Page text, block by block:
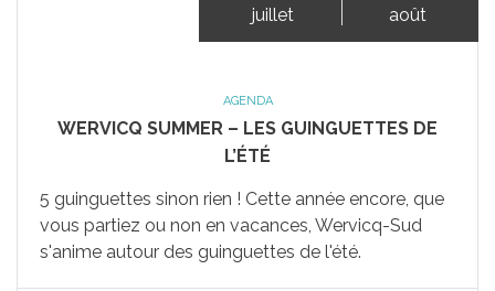
juillet août
AGENDA
WERVICQ SUMMER – LES GUINGUETTES DE
L’ÉTÉ
5 guinguettes sinon rien ! Cette année encore, que
vous partiez ou non en vacances, Wervicq-Sud
s'anime autour des guinguettes de l'été.